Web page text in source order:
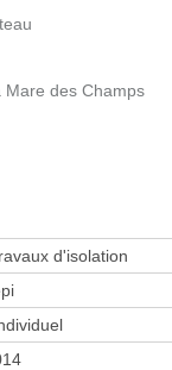
des Champs
d'isolation